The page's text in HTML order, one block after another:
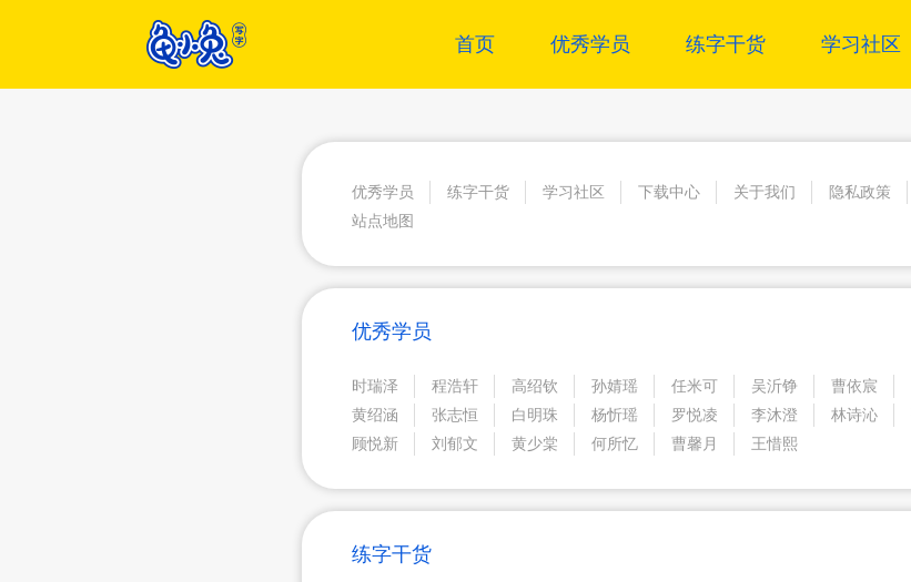
首页 优秀学员 练字干货 学习社区
优秀学员 练字干货 学习社区 下载中心 关于我们 隐私政策
站点地图
优秀学员
时瑞泽 程浩轩 高绍钦 孙婧瑶 任米可 吴沂铮 曹依宸
黄绍涵
张志恒 白明珠 杨忻瑶 罗悦凌 李沐澄 林诗沁
顾悦新
刘郁文 黄少棠 何所忆 曹馨月 王惜熙
练字干货